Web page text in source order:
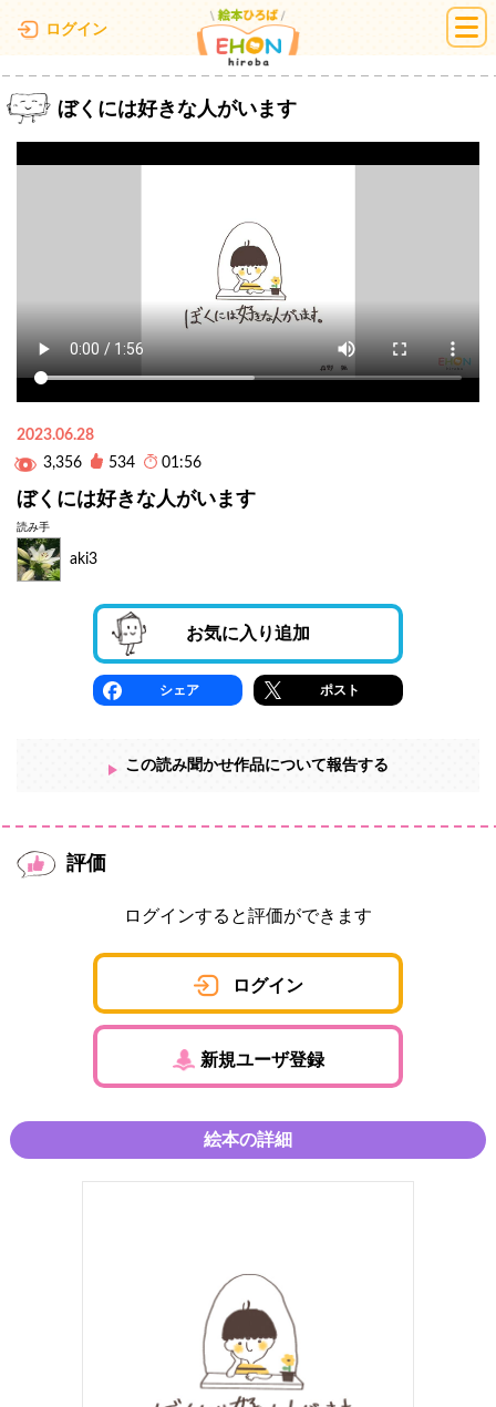
ログイン 絵本ひろば
ぼくには好きな人がいます
2023.06.28
3,356
534 01:56
ぼくには好きな人がいます
読み手
aki3
お気に入り追加
シェア ポスト
この読み聞かせ作品について報告する
評価
ログインすると評価ができます
ログイン
新規ユーザ登録
絵本の詳細